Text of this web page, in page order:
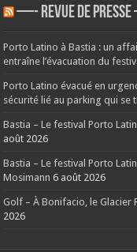
—- REVUE DE
Porto Latino à Bastia : un
entraîne l’évacuation du
Porto Latino évacué en
sécurité lié au parking qui se
Bastia – Le festival Porto
août 2026
Bastia – Le festival Porto
Mosimann 6 août 2026
Golf – À Bonifacio, le Glacier
2026